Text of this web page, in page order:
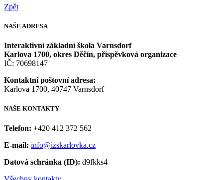
Zpět
NAŠE ADRESA
Interaktivní základní škola Varnsdorf
Karlova 1700, okres Děčín, příspěvková organizace
IČ: 70698147
Kontaktní poštovní adresa:
Karlova 1700, 40747 Varnsdorf
NAŠE KONTAKTY
Telefon: +420 412 372 562
E-mail: info@izskarlovka.cz
Datová schránka (ID): d9fkks4